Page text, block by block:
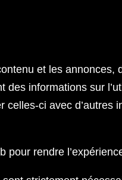
et les annonces,
informations sur
ci avec d’autres
rendre